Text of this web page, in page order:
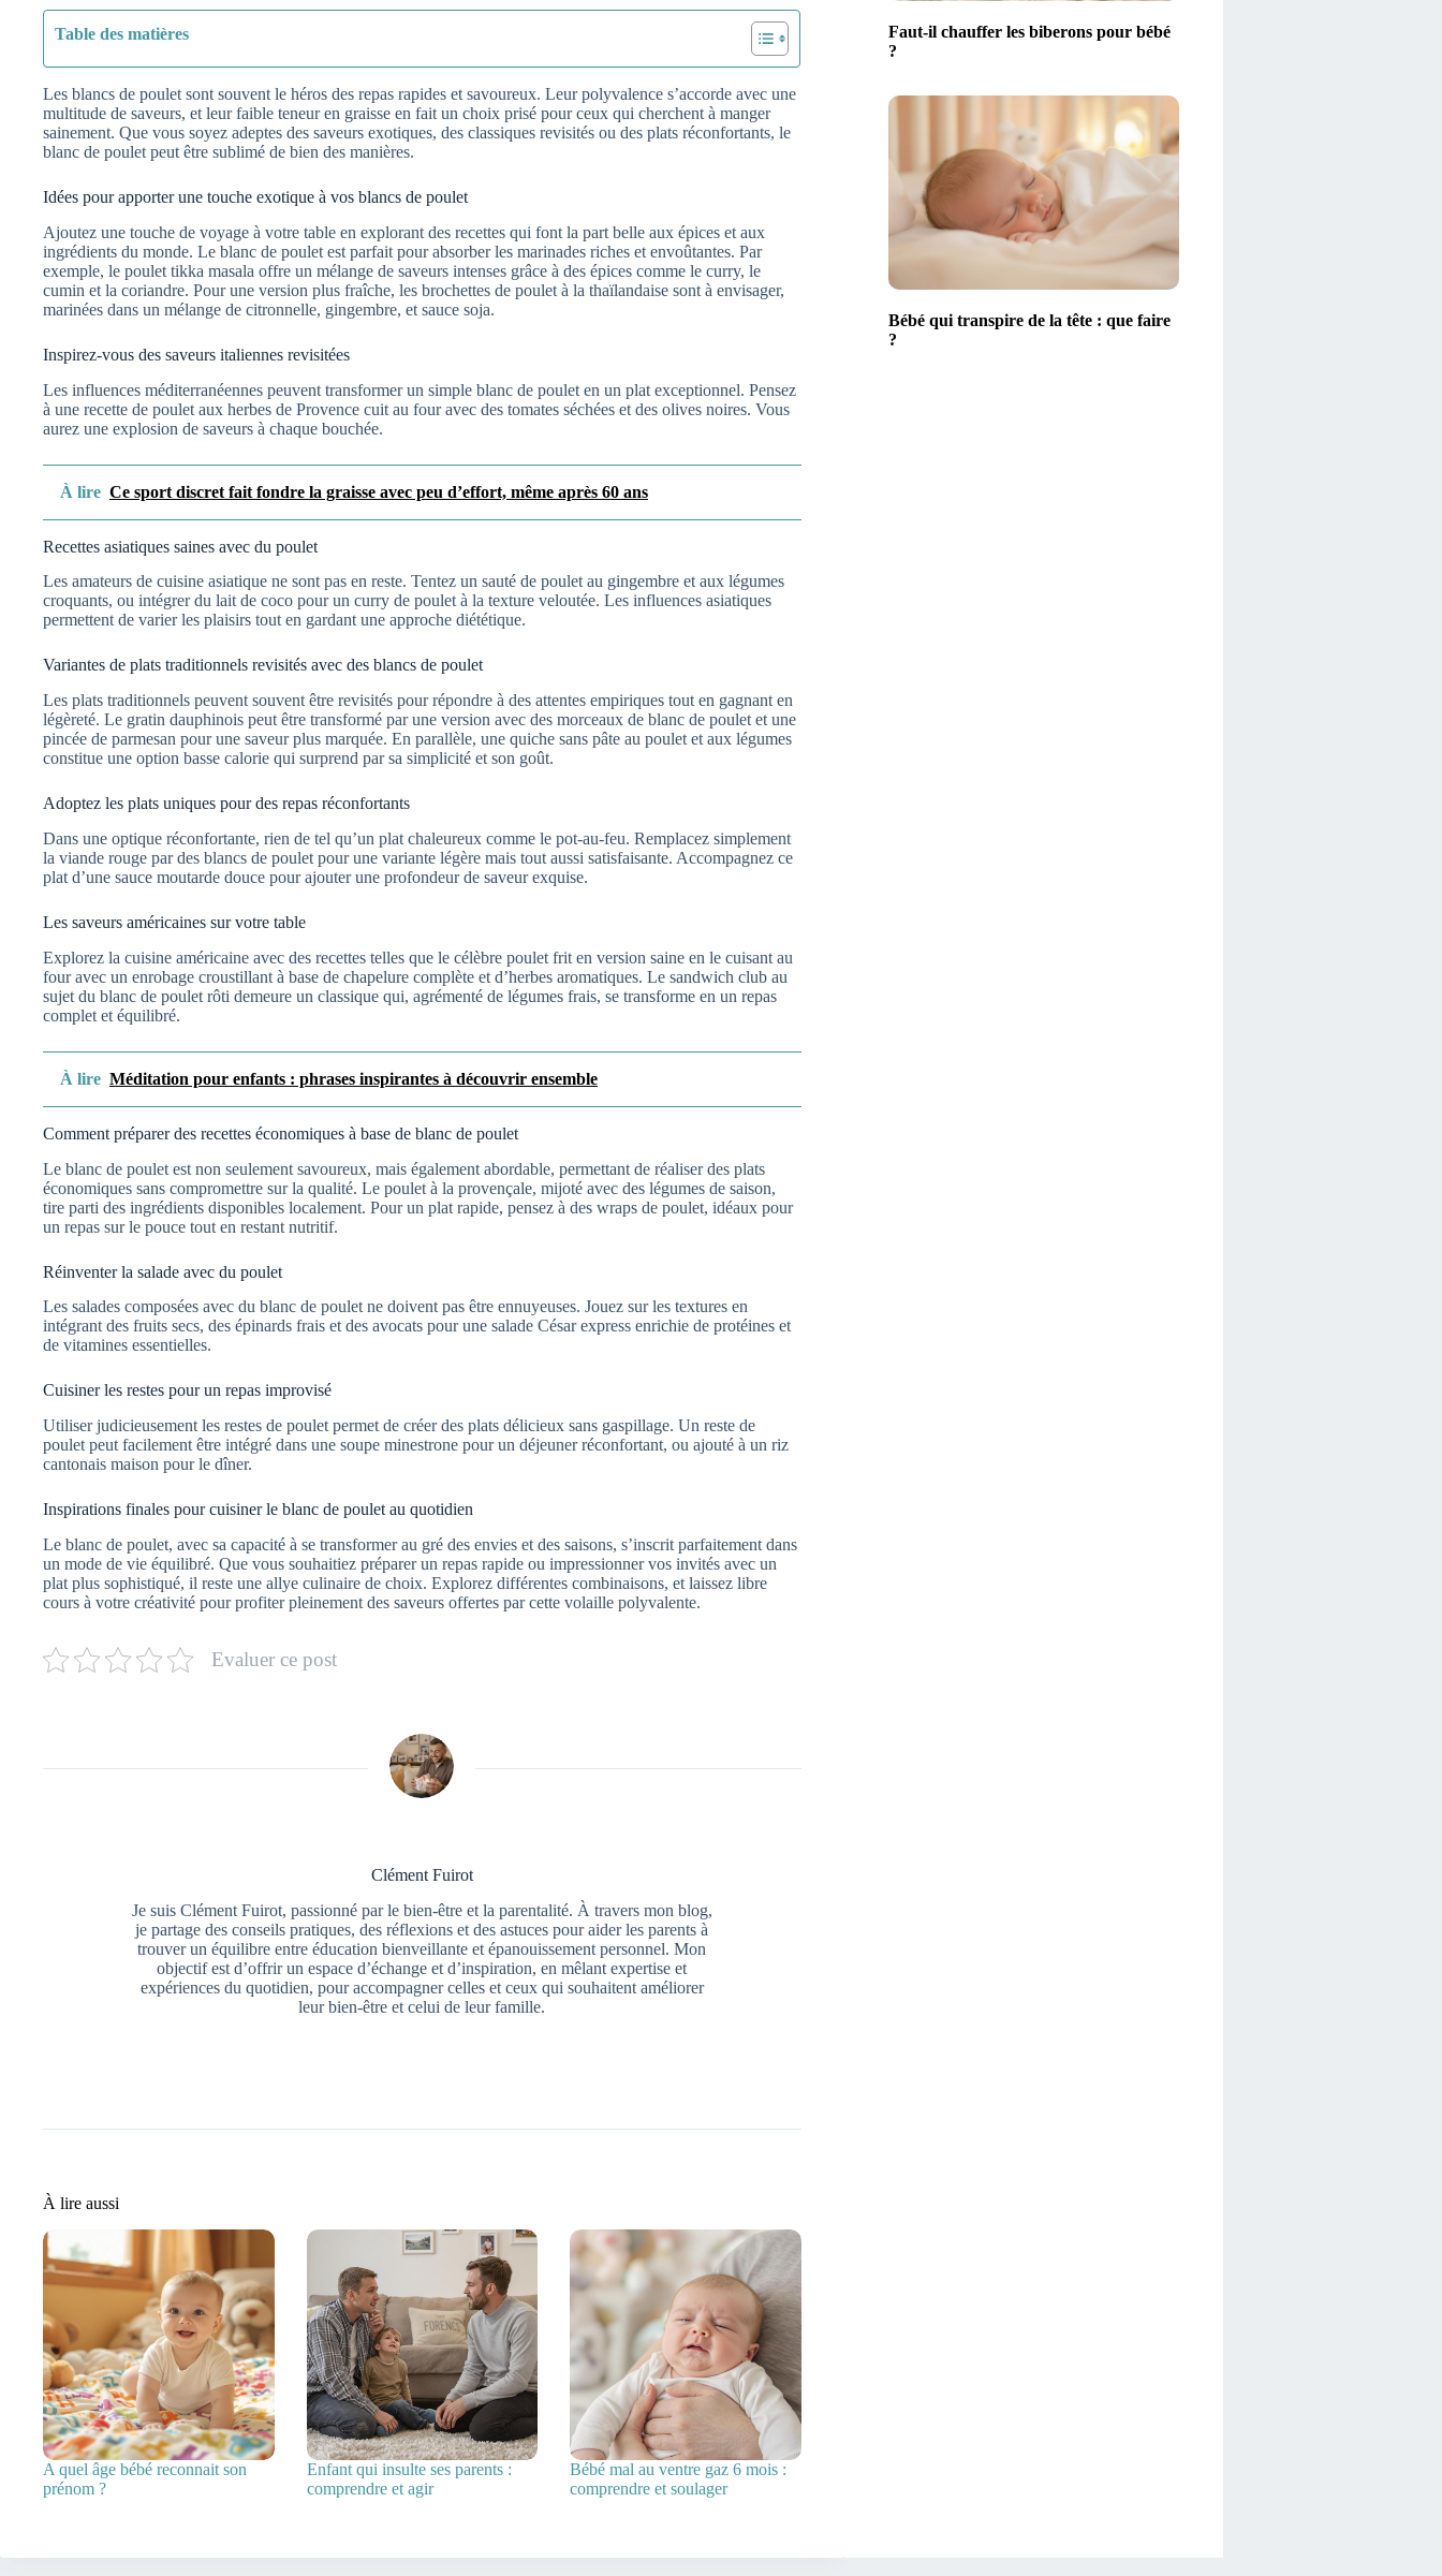
Table des matières
Les blancs de poulet sont souvent le héros des repas rapides et savoureux. Leur polyvalence s’accorde avec une
multitude de saveurs, et leur faible teneur en graisse en fait un choix prisé pour ceux qui cherchent à manger
sainement. Que vous soyez adeptes des saveurs exotiques, des classiques revisités ou des plats réconfortants, le
blanc de poulet peut être sublimé de bien des manières.
Idées pour apporter une touche exotique à vos blancs de poulet
Ajoutez une touche de voyage à votre table en explorant des recettes qui font la part belle aux épices et aux
ingrédients du monde. Le blanc de poulet est parfait pour absorber les marinades riches et envoûtantes. Par
exemple, le poulet tikka masala offre un mélange de saveurs intenses grâce à des épices comme le curry, le
cumin et la coriandre. Pour une version plus fraîche, les brochettes de poulet à la thaïlandaise sont à envisager,
marinées dans un mélange de citronnelle, gingembre, et sauce soja.
Inspirez-vous des saveurs italiennes revisitées
Les influences méditerranéennes peuvent transformer un simple blanc de poulet en un plat exceptionnel. Pensez
à une recette de poulet aux herbes de Provence cuit au four avec des tomates séchées et des olives noires. Vous
aurez une explosion de saveurs à chaque bouchée.
À lire Ce sport discret fait fondre la graisse avec peu d’effort, même après 60 ans
Recettes asiatiques saines avec du poulet
Les amateurs de cuisine asiatique ne sont pas en reste. Tentez un sauté de poulet au gingembre et aux légumes
croquants, ou intégrer du lait de coco pour un curry de poulet à la texture veloutée. Les influences asiatiques
permettent de varier les plaisirs tout en gardant une approche diététique.
Variantes de plats traditionnels revisités avec des blancs de poulet
Les plats traditionnels peuvent souvent être revisités pour répondre à des attentes empiriques tout en gagnant en
légèreté. Le gratin dauphinois peut être transformé par une version avec des morceaux de blanc de poulet et une
pincée de parmesan pour une saveur plus marquée. En parallèle, une quiche sans pâte au poulet et aux légumes
constitue une option basse calorie qui surprend par sa simplicité et son goût.
Adoptez les plats uniques pour des repas réconfortants
Dans une optique réconfortante, rien de tel qu’un plat chaleureux comme le pot-au-feu. Remplacez simplement
la viande rouge par des blancs de poulet pour une variante légère mais tout aussi satisfaisante. Accompagnez ce
plat d’une sauce moutarde douce pour ajouter une profondeur de saveur exquise.
Les saveurs américaines sur votre table
Explorez la cuisine américaine avec des recettes telles que le célèbre poulet frit en version saine en le cuisant au
four avec un enrobage croustillant à base de chapelure complète et d’herbes aromatiques. Le sandwich club au
sujet du blanc de poulet rôti demeure un classique qui, agrémenté de légumes frais, se transforme en un repas
complet et équilibré.
À lire Méditation pour enfants : phrases inspirantes à découvrir ensemble
Comment préparer des recettes économiques à base de blanc de poulet
Le blanc de poulet est non seulement savoureux, mais également abordable, permettant de réaliser des plats
économiques sans compromettre sur la qualité. Le poulet à la provençale, mijoté avec des légumes de saison,
tire parti des ingrédients disponibles localement. Pour un plat rapide, pensez à des wraps de poulet, idéaux pour
un repas sur le pouce tout en restant nutritif.
Réinventer la salade avec du poulet
Les salades composées avec du blanc de poulet ne doivent pas être ennuyeuses. Jouez sur les textures en
intégrant des fruits secs, des épinards frais et des avocats pour une salade César express enrichie de protéines et
de vitamines essentielles.
Cuisiner les restes pour un repas improvisé
Utiliser judicieusement les restes de poulet permet de créer des plats délicieux sans gaspillage. Un reste de
poulet peut facilement être intégré dans une soupe minestrone pour un déjeuner réconfortant, ou ajouté à un riz
cantonais maison pour le dîner.
Inspirations finales pour cuisiner le blanc de poulet au quotidien
Le blanc de poulet, avec sa capacité à se transformer au gré des envies et des saisons, s’inscrit parfaitement dans
un mode de vie équilibré. Que vous souhaitiez préparer un repas rapide ou impressionner vos invités avec un
plat plus sophistiqué, il reste une allye culinaire de choix. Explorez différentes combinaisons, et laissez libre
cours à votre créativité pour profiter pleinement des saveurs offertes par cette volaille polyvalente.
Evaluer ce post
Clément Fuirot
Je suis Clément Fuirot, passionné par le bien-être et la parentalité. À travers mon blog,
je partage des conseils pratiques, des réflexions et des astuces pour aider les parents à
trouver un équilibre entre éducation bienveillante et épanouissement personnel. Mon
objectif est d’offrir un espace d’échange et d’inspiration, en mêlant expertise et
expériences du quotidien, pour accompagner celles et ceux qui souhaitent améliorer
leur bien-être et celui de leur famille.
À lire aussi
A quel âge bébé reconnait son
prénom ?
Enfant qui insulte ses parents :
comprendre et agir
Bébé mal au ventre gaz 6 mois :
comprendre et soulager
Faut-il chauffer les biberons pour bébé
?
Bébé qui transpire de la tête : que faire
?